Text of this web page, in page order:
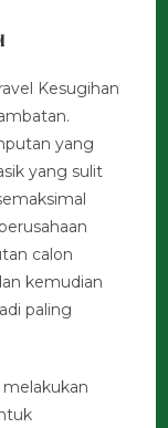
Kesugihan
yang
yang sulit
calon
kemudian
paling